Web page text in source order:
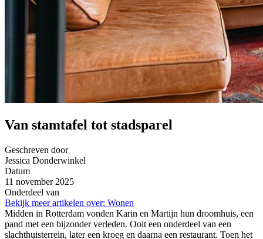
Van stamtafel tot stadsparel
Geschreven door
Jessica Donderwinkel
Datum
11 november 2025
Onderdeel van
Bekijk meer artikelen over: Wonen
Midden in Rotterdam vonden Karin en Martijn hun droomhuis, een
pand met een bijzonder verleden. Ooit een onderdeel van een
slachthuisterrein, later een kroeg en daarna een restaurant. Toen het